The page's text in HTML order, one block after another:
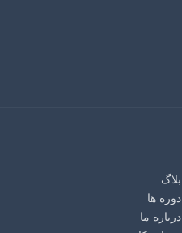
بلاگ
دوره ها
درباره ما